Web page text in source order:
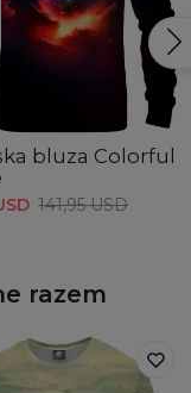
bluza Colorful
141,95 USD
razem